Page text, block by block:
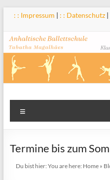
: : Impressum | : : Datenschutz
Anhaltische
Ballettschule
Magalhães
Termine bis zum
Du bist hier:You are here: Home »